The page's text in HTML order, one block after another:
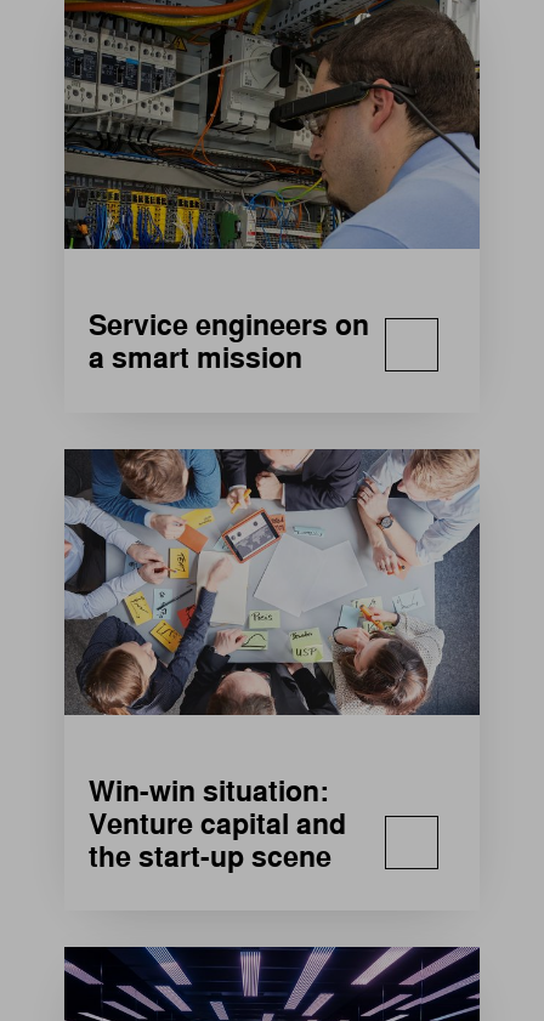
Service engineers on
a smart mission
Win-win situation:
Venture capital and
the start-up scene